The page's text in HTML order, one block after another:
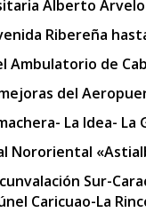
Alberto
Ribereña
Ambulatorio de
del
La Idea- La
Nororiental
Sur-
Caricuao-La